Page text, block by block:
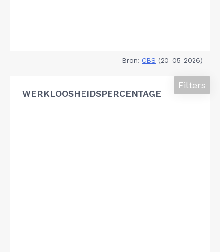
Bron: CBS (20-05-2026)
WERKLOOSHEIDSPERCENTAGE
Filters